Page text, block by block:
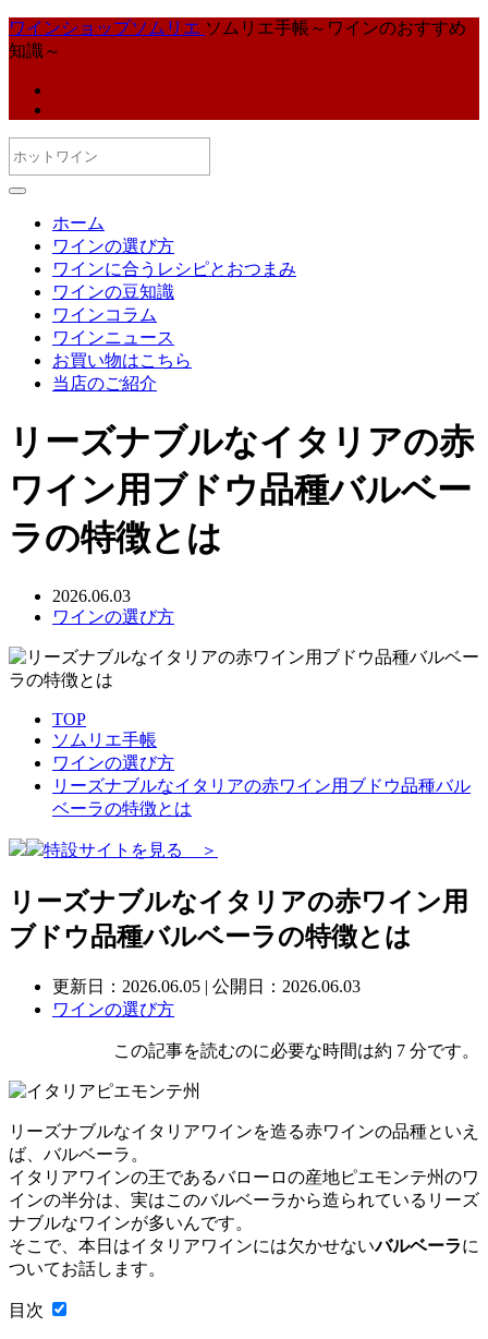
ワインショップソムリエ ソムリエ手帳～ワインのおすすめ
知識～
ホーム
ワインの選び方
ワインに合うレシピとおつまみ
ワインの豆知識
ワインコラム
ワインニュース
お買い物はこちら
当店のご紹介
リーズナブルなイタリアの赤
ワイン用ブドウ品種バルベー
ラの特徴とは
2026.06.03
ワインの選び方
TOP
ソムリエ手帳
ワインの選び方
リーズナブルなイタリアの赤ワイン用ブドウ品種バル
ベーラの特徴とは
特設サイトを見る ＞
リーズナブルなイタリアの赤ワイン用
ブドウ品種バルベーラの特徴とは
更新日： 2026.06.05 | 公開日：2026.06.03
ワインの選び方
この記事を読むのに必要な時間は約 7 分です。
リーズナブルなイタリアワインを造る赤ワインの品種といえ
ば、バルベーラ。
イタリアワインの王であるバローロの産地ピエモンテ州のワ
インの半分は、実はこのバルベーラから造られているリーズ
ナブルなワインが多いんです。
そこで、本日はイタリアワインには欠かせないバルベーラに
ついてお話します。
目次